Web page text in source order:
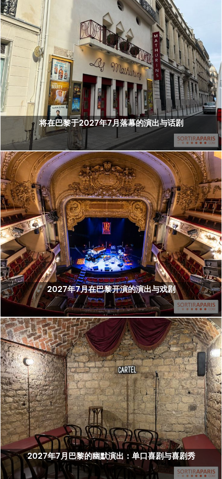
将在巴黎于2027年7月落幕的演出与话剧
2027年7月在巴黎开演的演出与戏剧
2027年7月巴黎的幽默演出：单口喜剧与喜剧秀